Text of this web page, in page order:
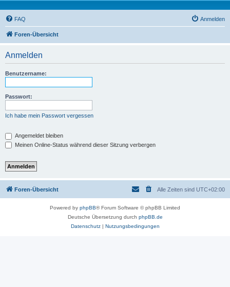
FAQ Anmelden
Foren-Übersicht
Anmelden
Benutzername:
Passwort:
Ich habe mein Passwort vergessen
Angemeldet bleiben
Meinen Online-Status während dieser Sitzung verbergen
Foren-Übersicht Alle Zeiten sind UTC+02:00
Powered by phpBB® Forum Software © phpBB Limited
Deutsche Übersetzung durch phpBB.de
Datenschutz| Nutzungsbedingungen